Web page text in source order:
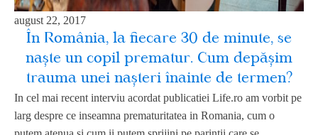
august 22, 2017
În România, la fiecare 30 de minute, se
naşte un copil prematur. Cum depăşim
trauma unei naşteri înainte de termen?
In cel mai recent interviu acordat publicatiei Life.ro am vorbit pe
larg despre ce inseamna prematuritatea in Romania, cum o